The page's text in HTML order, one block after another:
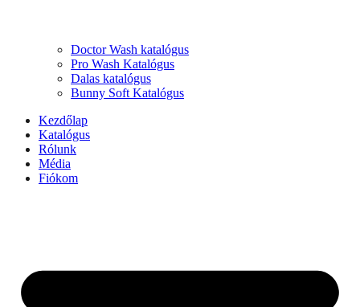
Doctor Wash katalógus
Pro Wash Katalógus
Dalas katalógus
Bunny Soft Katalógus
Kezdőlap
Katalógus
Rólunk
Média
Fiókom